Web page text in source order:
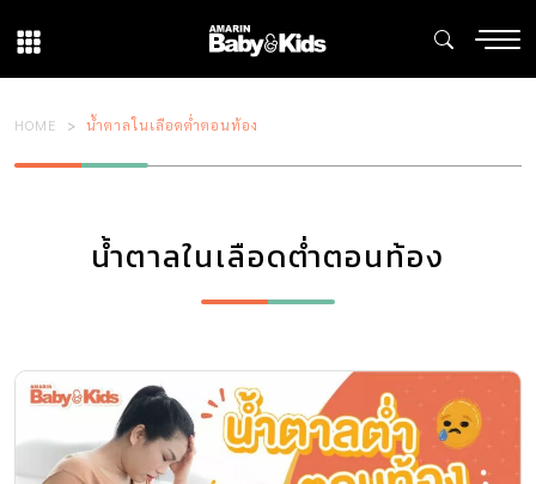
HOME น้ำตาลในเลือดต่ำตอนท้อง
น้ำตาลในเลือดต่ำตอนท้อง